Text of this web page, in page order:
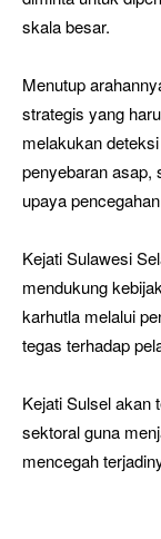
skala besar.
Menutup
strategis yang
melakukan
penyebaran asap,
upaya
Kejati Sulawesi
mendukung
karhutla melalui
tegas terhadap
Kejati Sulsel akan
sektoral guna
mencegah